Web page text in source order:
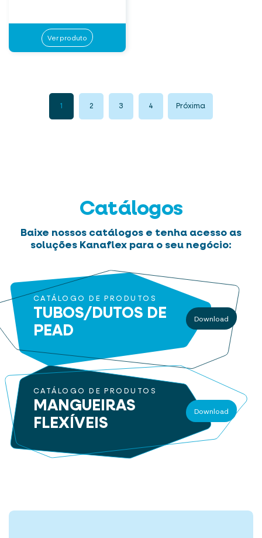
Ver produto
1 2 3 4 Próxima
Catálogos
Baixe nossos catálogos e tenha acesso as
soluções Kanaflex para o seu negócio:
CATÁLOGO DE PRODUTOS
TUBOS/DUTOS DE
PEAD
Download
CATÁLOGO DE PRODUTOS
MANGUEIRAS
FLEXÍVEIS
Download